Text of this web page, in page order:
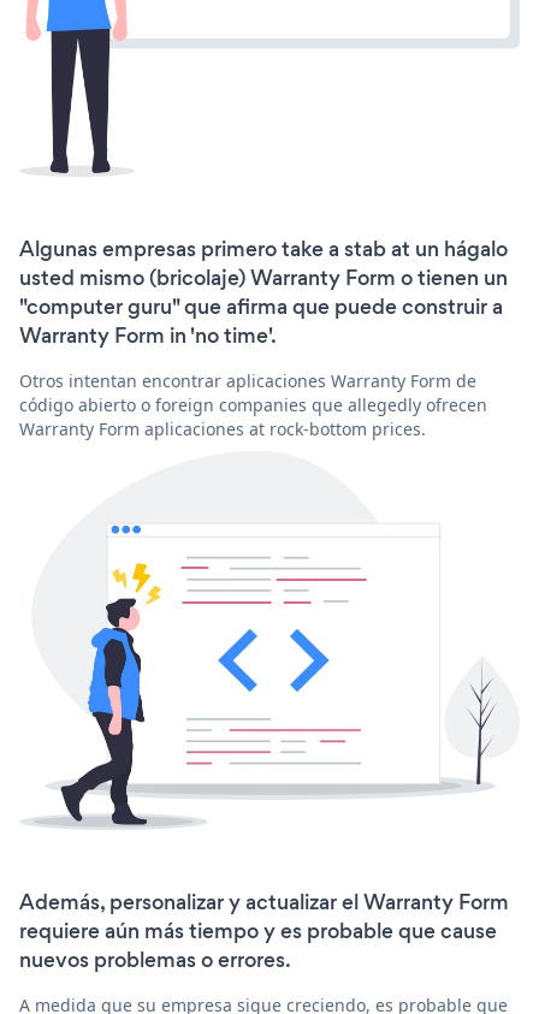
Algunas empresas primero take a stab at un hágalo
usted mismo (bricolaje) Warranty Form o tienen un
"computer guru" que afirma que puede construir a
Warranty Form in 'no time'.
Otros intentan encontrar aplicaciones Warranty Form de
código abierto o foreign companies que allegedly ofrecen
Warranty Form aplicaciones at rock-bottom prices.
Además, personalizar y actualizar el Warranty Form
requiere aún más tiempo y es probable que cause
nuevos problemas o errores.
A medida que su empresa sigue creciendo, es probable que